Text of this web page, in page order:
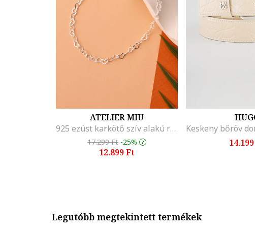
ATELIER MIU
925 ezüst karkötő szív alakú részletekkel, Ezüstszín
17.299 Ft -25%
12.899 Ft
Legutóbb megtekintett termékek